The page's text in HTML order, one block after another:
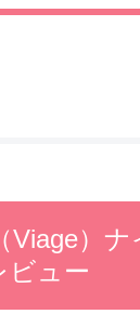
Viage）
ビュー